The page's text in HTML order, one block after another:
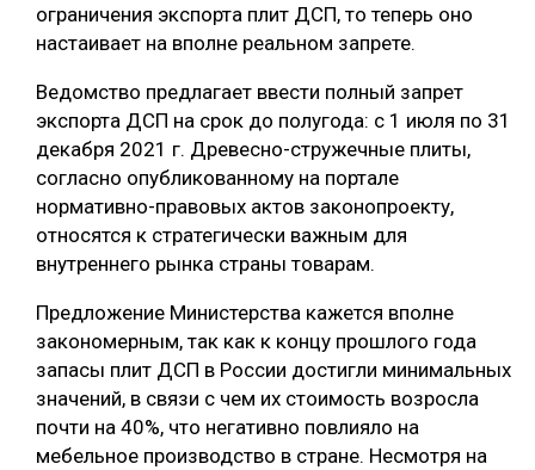
ЛОГИСТИКА
КОМПЛЕКСНАЯ ПЕРЕРАБОТКА
ЛЕСОПИЛЕНИЕ
ДЕРЕВЯННОЕ ДОМОСТРОЕНИЕ
БЕЗОПАСНОЕ ПРОИЗВОДСТВО
СОРТИРОВКА ДРЕВЕСИНЫ
СУШКА ДРЕВЕСИНЫ
МЕБЕЛЬНОЕ ПРОИЗВОДСТВО
ПОДБОРКИ СТАТЕЙ
ограничения экспорта плит ДСП, то теперь оно
настаивает на вполне реальном запрете.
Ведомство предлагает ввести полный запрет
экспорта ДСП на срок до полугода: с 1 июля по 31
декабря 2021 г. Древесно-стружечные плиты,
согласно опубликованному на портале
нормативно-правовых актов законопроекту,
относятся к стратегически важным для
внутреннего рынка страны товарам.
Предложение Министерства кажется вполне
закономерным, так как к концу прошлого года
запасы плит ДСП в России достигли минимальных
значений, в связи с чем их стоимость возросла
почти на 40%, что негативно повлияло на
мебельное производство в стране. Несмотря на